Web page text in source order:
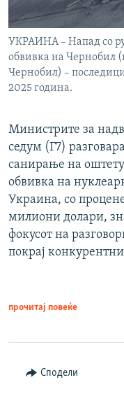
УКРАИНА – Напад со
обвивка на Чернобил
Чернобил) –
2025 година.
Министрите за
седум (Г7)
санирање на
обвивка на
Украина, со
милиони долари,
фокусот на
покрај
прочитај повеќе
Сподели